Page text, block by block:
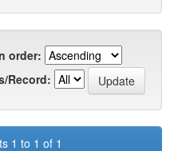
order:
Record:
1 to 1 of 1